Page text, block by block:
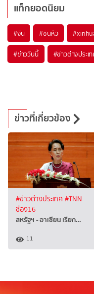
แท็กยอดนิยม
#จีน #ซินหัว #
#ข่าววันนี้ #ข่าวต่างประเ
ข่าวที่เกี่ยวข้อง
#ข่าวต่างประเทศ #TNN
ช่อง16
สหรัฐฯ - อาเซียน เรียก…
11